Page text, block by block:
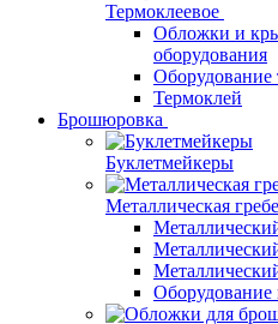
Термоклеевое
Обложки и
оборудования
Оборудование
Термоклей
Брошюровка
Буклетмейкеры
Металлическая
Оборудование